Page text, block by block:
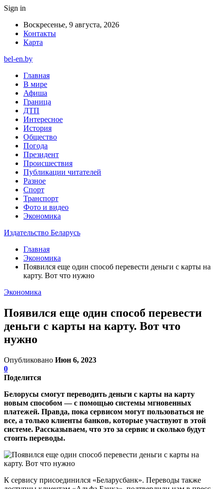
Sign in
Воскресенье, 9 августа, 2026
Контакты
Карта
bel-en.by
Главная
В мире
Афиша
Граница
ДТП
Интересное
История
Общество
Погода
Президент
Происшествия
Публикации читателей
Разное
Спорт
Транспорт
Фото и видео
Экономика
Издательство Беларусь
Главная
Экономика
Появился еще один способ перевести деньги с карты на
карту. Вот что нужно
Экономика
Появился еще один способ перевести
деньги с карты на карту. Вот что
нужно
Опубликовано Июн 6, 2023
0
Поделится
Белорусы смогут переводить деньги с карты на карту
новым способом — с помощью системы мгновенных
платежей. Правда, пока сервисом могут пользоваться не
все, а только клиенты банков, которые участвуют в этой
системе. Рассказываем, что это за сервис и сколько будут
стоить переводы.
К сервису присоединился «Беларусбанк». Переводы также